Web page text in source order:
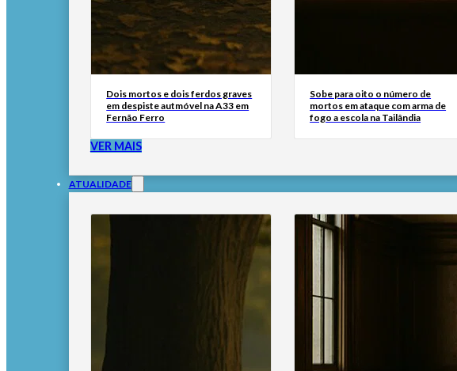
Dois mortos e dois ferdos graves
em despiste autmóvel na A33 em
Fernão Ferro
Sobe para oito o número de
mortos em ataque com arma de
fogo a escola na Tailândia
VER MAIS
ATUALIDADE